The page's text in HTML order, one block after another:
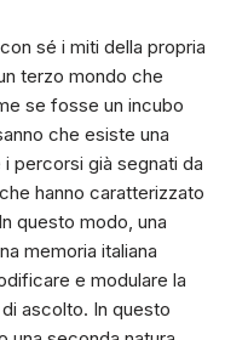
sé i miti della propria
terzo mondo che
se fosse un incubo
che esiste una
percorsi già segnati da
hanno caratterizzato
questo modo, una
memoria italiana
e modulare la
ascolto. In questo